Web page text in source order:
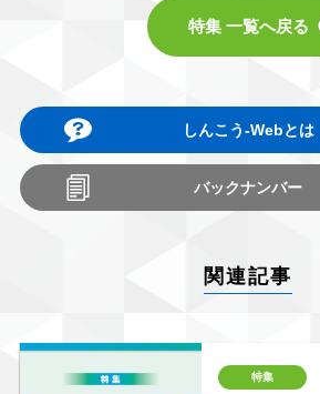
特集 一覧へ戻る
しんこう-Webとは
バックナンバー
関連記事
特集